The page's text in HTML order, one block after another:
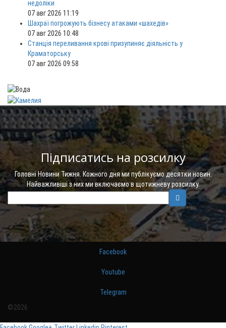
недоліки
07 авг 2026 11:19
Шахраї погрожують бізнесу атаками «шахедів»
07 авг 2026 10:48
Станція переливання крові призупиняє діяльність у
Краматорську
07 авг 2026 09:58
Підписатись на розсилку
Головні Новини Тижня. Кожного дня ми публікуємо десятки новин.
Найважливіші з них ми включаємо в щотижневу розсилку.
Facebook
Youtube
Telegram
©2026